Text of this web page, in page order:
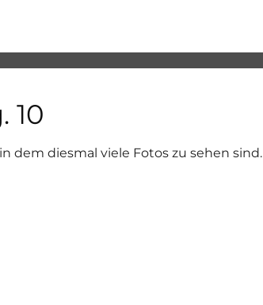
10
dem diesmal viele Fotos zu sehen sind.